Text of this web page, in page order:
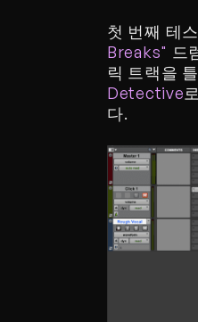
첫 번째 테
Breaks" 드
릭 트랙을
Detective
다.